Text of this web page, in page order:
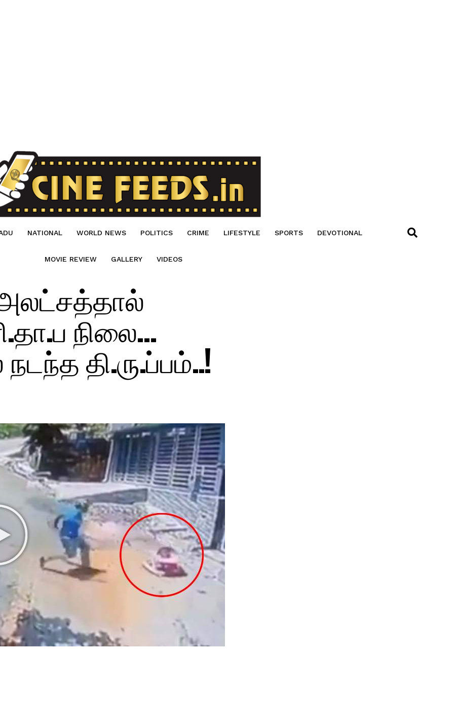
NATIONAL WORLD NEWS POLITICS CRIME LIFESTYLE SPORTS DEVOTIONAL
MOVIE REVIEW GALLERY VIDEOS
நிலை…
தி.ரு.ப்பம்..!